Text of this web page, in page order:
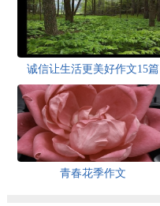
诚信让生活更美好作文15篇
青春花季作文